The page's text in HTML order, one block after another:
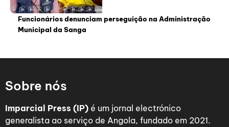
Funcionários denunciam perseguição na Administração
Municipal da Sanga
Sobre nós
Imparcial Press (IP) é um jornal electrónico
generalista ao serviço de Angola, fundado em 2021.